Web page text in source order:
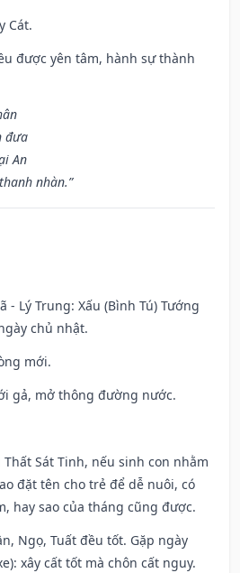
Cát.
được yên tâm, hành sự thành
đưa
An
nhàn.”
- Lý Trung: Xấu (Bình Tú) Tướng
chủ nhật.
mới.
gả, mở thông đường nước.
Sát Tinh, nếu sinh con nhằm
đặt tên cho trẻ để dễ nuôi, có
hay sao của tháng cũng được.
Ngọ, Tuất đều tốt. Gặp ngày
xây cất tốt mà chôn cất nguy.